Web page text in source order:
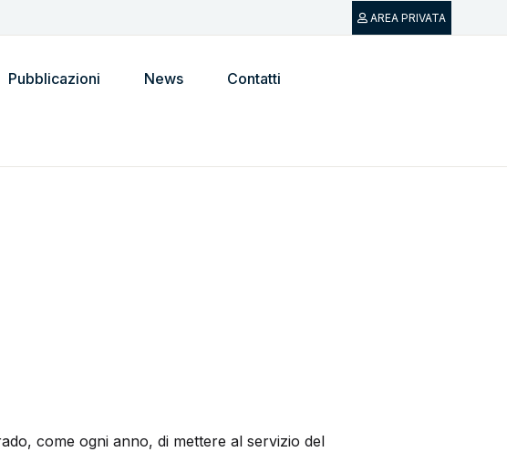
AREA PRIVATA
Pubblicazioni News Contatti
come ogni anno, di mettere al servizio del